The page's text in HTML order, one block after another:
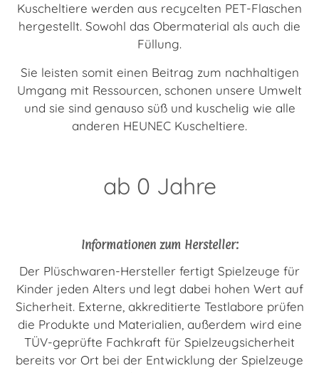
Kuscheltiere werden aus recycelten PET-Flaschen
hergestellt. Sowohl das Obermaterial als auch die
Füllung.
Sie leisten somit einen Beitrag zum nachhaltigen
Umgang mit Ressourcen, schonen unsere Umwelt
und sie sind genauso süß und kuschelig wie alle
anderen HEUNEC Kuscheltiere.
ab 0 Jahre
Informationen zum Hersteller:
Der Plüschwaren-Hersteller fertigt Spielzeuge für
Kinder jeden Alters und legt dabei hohen Wert auf
Sicherheit. Externe, akkreditierte Testlabore prüfen
die Produkte und Materialien, außerdem wird eine
TÜV-geprüfte Fachkraft für Spielzeugsicherheit
bereits vor Ort bei der Entwicklung der Spielzeuge